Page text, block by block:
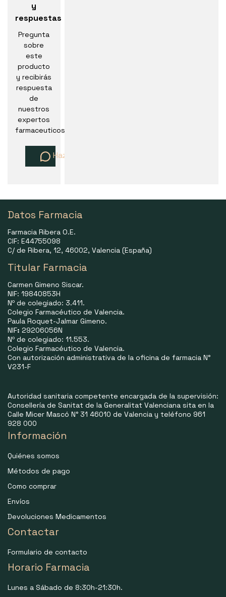
y
respuestas
Pregunta
sobre
este
producto
y recibirás
respuesta
de
nuestros
expertos
farmaceuticos
Haz una pregunta
Datos Farmacia
Farmacia Ribera O.E.
CIF: E44755098
C/ de Ribera, 12, 46002, Valencia (España)
Titular Farmacia
Carmen Gimeno Siscar.
NIF: 19840853H
Nº de colegiado: 3.411.
Colegio Farmacéutico de Valencia.
Paula Roquet-Jalmar Gimeno.
NIF: 29206056N
Nº de colegiado: 11.553.
Colegio Farmacéutico de Valencia.
Con autorización administrativa de la oficina de farmacia N°
V231-F
Autoridad sanitaria competente encargada de la supervisión:
Consellería de Sanitat de la Generalitat Valenciana sita en la
Calle Micer Mascó N° 31 46010 de Valencia y teléfono 961
928 000
Información
Quiénes somos
Métodos de pago
Como comprar
Envíos
Devoluciones Medicamentos
Contactar
Formulario de contacto
Horario Farmacia
Lunes a Sábado de 8:30h-21:30h.